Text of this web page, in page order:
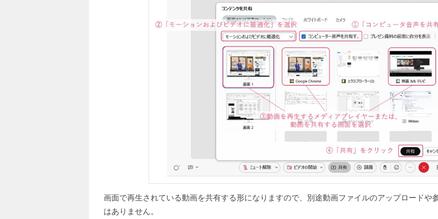
画面で再生されている動画を共有する形になりますので、別途動画ファイルのアップロードや
はありません。